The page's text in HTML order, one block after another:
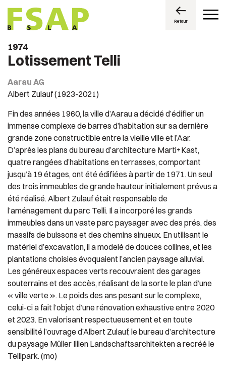
Retour
1974
Lotissement Telli
Aarau AG
Albert Zulauf (1923-2021)
Fin des années 1960, la ville d’Aarau a décidé d’édifier un
immense complexe de barres d’habitation sur sa dernière
grande zone constructible entre la vieille ville et l’Aar.
D’après les plans du bureau d’architecture Marti+Kast,
quatre rangées d’habitations en terrasses, comportant
jusqu’à 19 étages, ont été édifiées à partir de 1971. Un seul
des trois immeubles de grande hauteur initialement prévus a
été réalisé. Albert Zulauf était responsable de
l’aménagement du parc Telli. Il a incorporé les grands
immeubles dans un vaste parc paysager avec des prés, des
massifs de buissons et des chemins sinueux. En utilisant le
matériel d’excavation, il a modelé de douces collines, et les
plantations choisies évoquaient l’ancien paysage alluvial.
Les généreux espaces verts recouvraient des garages
souterrains et des accès, réalisant de la sorte le plan d’une
« ville verte ». Le poids des ans pesant sur le complexe,
celui-ci a fait l’objet d’une rénovation exhaustive entre 2020
et 2023. En valorisant respectueusement et en toute
sensibilité l’ouvrage d’Albert Zulauf, le bureau d’architecture
du paysage Müller Illien Landschaftsarchitekten a recréé le
Tellipark. (mo)